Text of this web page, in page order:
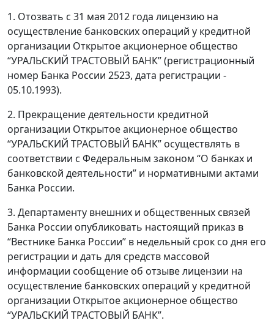
1. Отозвать с 31 мая 2012 года лицензию на
осуществление банковских операций у кредитной
организации Открытое акционерное общество
“УРАЛЬСКИЙ ТРАСТОВЫЙ БАНК” (регистрационный
номер Банка России 2523, дата регистрации -
05.10.1993).
2. Прекращение деятельности кредитной
организации Открытое акционерное общество
“УРАЛЬСКИЙ ТРАСТОВЫЙ БАНК” осуществлять в
соответствии с Федеральным законом “О банках и
банковской деятельности” и нормативными актами
Банка России.
3. Департаменту внешних и общественных связей
Банка России опубликовать настоящий приказ в
“Вестнике Банка России” в недельный срок со дня его
регистрации и дать для средств массовой
информации сообщение об отзыве лицензии на
осуществление банковских операций у кредитной
организации Открытое акционерное общество
“УРАЛЬСКИЙ ТРАСТОВЫЙ БАНК”.